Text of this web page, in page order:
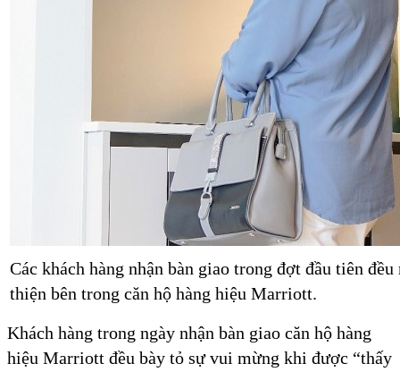
Các khách hàng nhận bàn giao trong đợt đầu tiên
thiện bên trong căn hộ hàng hiệu Marriott.
Khách hàng trong ngày nhận bàn giao căn hộ hàng
hiệu Marriott đều bày tỏ sự vui mừng khi được “thấy